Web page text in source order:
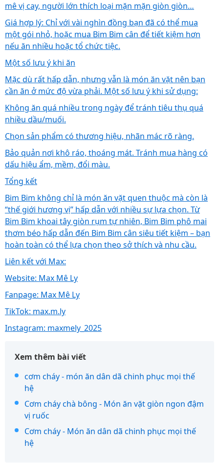
mê vị cay, người lớn thích loại mặn mặn giòn giòn…
Giá hợp lý: Chỉ với vài nghìn đồng bạn đã có thể mua
một gói nhỏ, hoặc mua Bim Bim cân để tiết kiệm hơn
nếu ăn nhiều hoặc tổ chức tiệc.
Một số lưu ý khi ăn
Mặc dù rất hấp dẫn, nhưng vẫn là món ăn vặt nên bạn
cần ăn ở mức độ vừa phải. Một số lưu ý khi sử dụng:
Không ăn quá nhiều trong ngày để tránh tiêu thụ quá
nhiều dầu/muối.
Chọn sản phẩm có thương hiệu, nhãn mác rõ ràng.
Bảo quản nơi khô ráo, thoáng mát. Tránh mua hàng có
dấu hiệu ẩm, mềm, đổi màu.
Tổng kết
Bim Bim không chỉ là món ăn vặt quen thuộc mà còn là
“thế giới hương vị” hấp dẫn với nhiều sự lựa chọn. Từ
Bim Bim khoai tây giòn rụm tự nhiên, Bim Bim phô mai
thơm béo hấp dẫn đến Bim Bim cân siêu tiết kiệm – bạn
hoàn toàn có thể lựa chọn theo sở thích và nhu cầu.
Liên kết với Max:
Website: Max Mê Ly
Fanpage: Max Mê Ly
TikTok: max.m.ly
Instagram: maxmely_2025
Xem thêm bài viết
cơm cháy - món ăn dân dã chinh phục mọi thế
hệ
Cơm cháy chà bông - Món ăn vặt giòn ngon đậm
vị ruốc
Cơm cháy - Món ăn dân dã chinh phục mọi thế
hệ